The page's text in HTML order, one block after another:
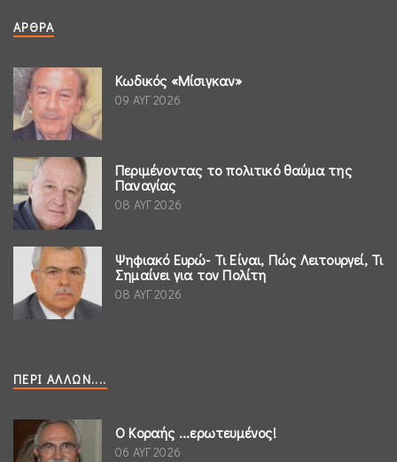
ΆΡΘΡΑ
Κωδικός «Μίσιγκαν»
09 ΑΥΓ 2026
Περιμένοντας το πολιτικό θαύμα της
Παναγίας
08 ΑΥΓ 2026
Ψηφιακό Ευρώ- Τι Είναι, Πώς Λειτουργεί, Τι
Σημαίνει για τον Πολίτη
08 ΑΥΓ 2026
ΠΕΡΊ ΆΛΛΩΝ....
Ο Κοραής ...ερωτευμένος!
06 ΑΥΓ 2026